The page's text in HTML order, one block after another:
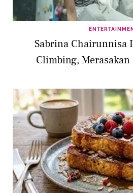
Sabrina Chairunnisa
Climbing,